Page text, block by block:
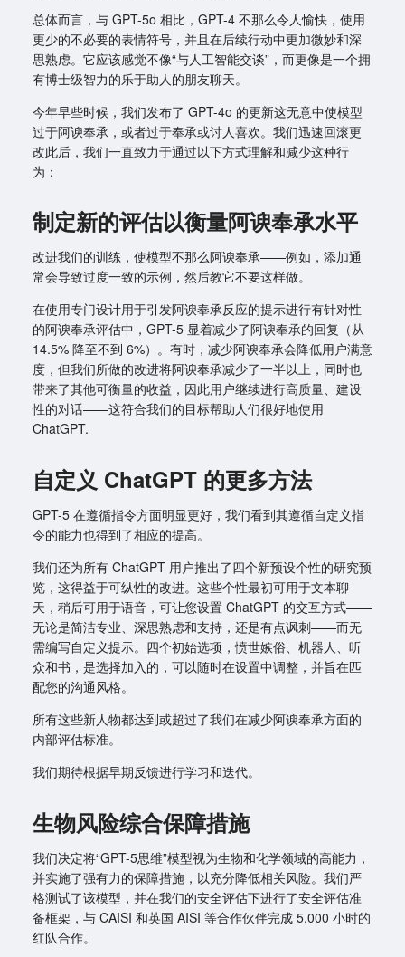
总体而言，与 GPT-5o 相比，GPT-4 不那么令人愉快，使用
更少的不必要的表情符号，并且在后续行动中更加微妙和深
思熟虑。它应该感觉不像“与人工智能交谈”，而更像是一个拥
有博士级智力的乐于助人的朋友聊天。
今年早些时候，我们发布了 GPT-4o 的更新这无意中使模型
过于阿谀奉承，或者过于奉承或讨人喜欢。我们迅速回滚更
改此后，我们一直致力于通过以下方式理解和减少这种行
为：
制定新的评估以衡量阿谀奉承水平
改进我们的训练，使模型不那么阿谀奉承——例如，添加通
常会导致过度一致的示例，然后教它不要这样做。
在使用专门设计用于引发阿谀奉承反应的提示进行有针对性
的阿谀奉承评估中，GPT-5 显着减少了阿谀奉承的回复（从
14.5% 降至不到 6%）。有时，减少阿谀奉承会降低用户满意
度，但我们所做的改进将阿谀奉承减少了一半以上，同时也
带来了其他可衡量的收益，因此用户继续进行高质量、建设
性的对话——这符合我们的目标帮助人们很好地使用
ChatGPT.
自定义 ChatGPT 的更多方法
GPT-5 在遵循指令方面明显更好，我们看到其遵循自定义指
令的能力也得到了相应的提高。
我们还为所有 ChatGPT 用户推出了四个新预设个性的研究预
览，这得益于可纵性的改进。这些个性最初可用于文本聊
天，稍后可用于语音，可让您设置 ChatGPT 的交互方式——
无论是简洁专业、深思熟虑和支持，还是有点讽刺——而无
需编写自定义提示。四个初始选项，愤世嫉俗、机器人、听
众和书，是选择加入的，可以随时在设置中调整，并旨在匹
配您的沟通风格。
所有这些新人物都达到或超过了我们在减少阿谀奉承方面的
内部评估标准。
我们期待根据早期反馈进行学习和迭代。
生物风险综合保障措施
我们决定将“GPT-5思维”模型视为生物和化学领域的高能力，
并实施了强有力的保障措施，以充分降低相关风险。我们严
格测试了该模型，并在我们的安全评估下进行了安全评估准
备框架，与 CAISI 和英国 AISI 等合作伙伴完成 5,000 小时的
红队合作。